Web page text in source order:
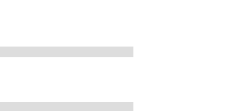
avec les actes diagnostiques ou thérapeutiques